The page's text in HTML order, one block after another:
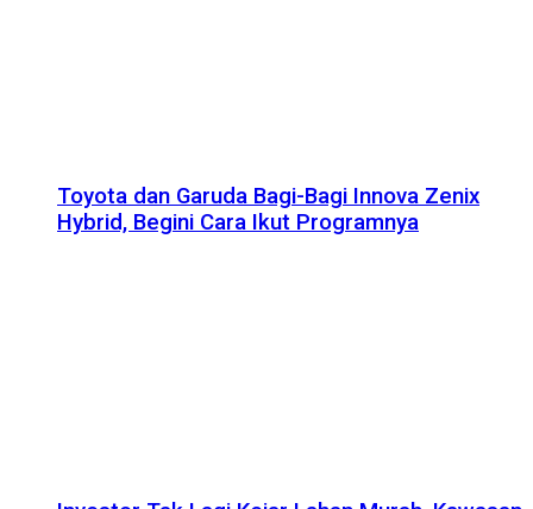
Toyota dan Garuda Bagi-Bagi Innova Zenix
Hybrid, Begini Cara Ikut Programnya